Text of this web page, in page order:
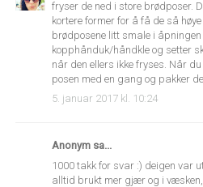
fryser de ned i store brødposer.
kortere former for å få de så
brødposene litt smale i åpningen
kopphånduk/håndkle og setter
når den ellers ikke fryses. Når
posen med en gang og pakker
5. januar 2017 kl. 10:24
Anonym sa...
1000 takk for svar :) deigen var
alltid brukt mer gjær og i